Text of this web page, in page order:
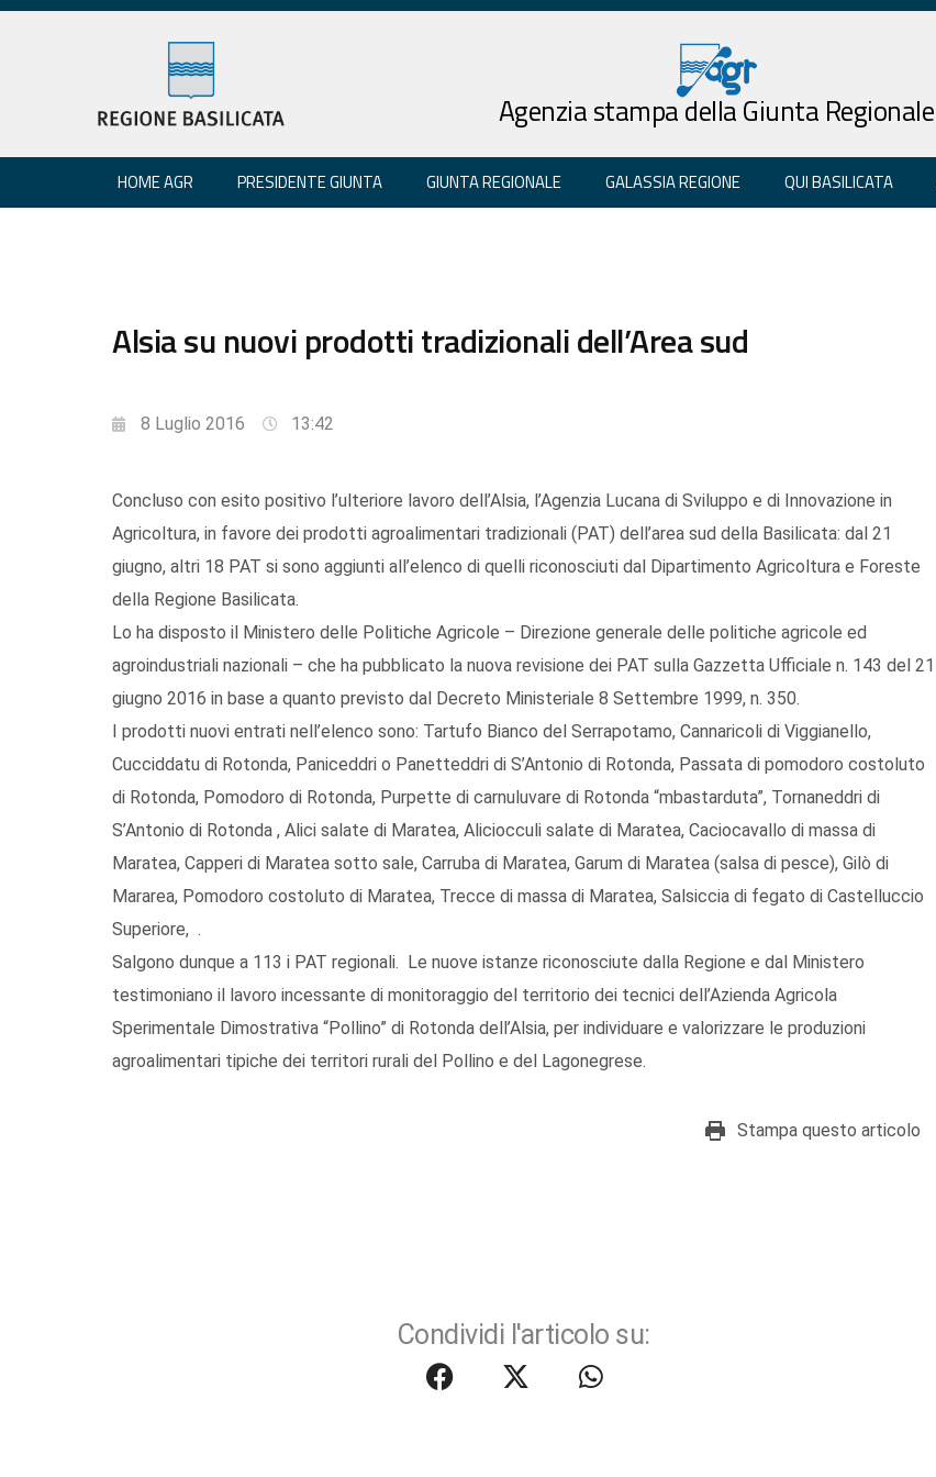
Agenzia stampa della Giunta Regionale
HOME AGR PRESIDENTE GIUNTA GIUNTA REGIONALE GALASSIA REGIONE QUI BASILICATA
Alsia su nuovi prodotti tradizionali dell’Area sud
8 Luglio 2016 13:42
Concluso con esito positivo l’ulteriore lavoro dell’Alsia, l’Agenzia Lucana di Sviluppo e di Innovazione in
Agricoltura, in favore dei prodotti agroalimentari tradizionali (PAT) dell’area sud della Basilicata: dal 21
giugno, altri 18 PAT si sono aggiunti all’elenco di quelli riconosciuti dal Dipartimento Agricoltura e Foreste
della Regione Basilicata.
Lo ha disposto il Ministero delle Politiche Agricole – Direzione generale delle politiche agricole ed
agroindustriali nazionali – che ha pubblicato la nuova revisione dei PAT sulla Gazzetta Ufficiale n. 143 del 21
giugno 2016 in base a quanto previsto dal Decreto Ministeriale 8 Settembre 1999, n. 350.
I prodotti nuovi entrati nell’elenco sono: Tartufo Bianco del Serrapotamo, Cannaricoli di Viggianello,
Cucciddatu di Rotonda, Paniceddri o Panetteddri di S’Antonio di Rotonda, Passata di pomodoro costoluto
di Rotonda, Pomodoro di Rotonda, Purpette di carnuluvare di Rotonda “mbastarduta”, Tornaneddri di
S’Antonio di Rotonda , Alici salate di Maratea, Aliciocculi salate di Maratea, Caciocavallo di massa di
Maratea, Capperi di Maratea sotto sale, Carruba di Maratea, Garum di Maratea (salsa di pesce), Gilò di
Mararea, Pomodoro costoluto di Maratea, Trecce di massa di Maratea, Salsiccia di fegato di Castelluccio
Superiore, .
Salgono dunque a 113 i PAT regionali. Le nuove istanze riconosciute dalla Regione e dal Ministero
testimoniano il lavoro incessante di monitoraggio del territorio dei tecnici dell’Azienda Agricola
Sperimentale Dimostrativa “Pollino” di Rotonda dell’Alsia, per individuare e valorizzare le produzioni
agroalimentari tipiche dei territori rurali del Pollino e del Lagonegrese.
Stampa questo articolo
Condividi l'articolo su: